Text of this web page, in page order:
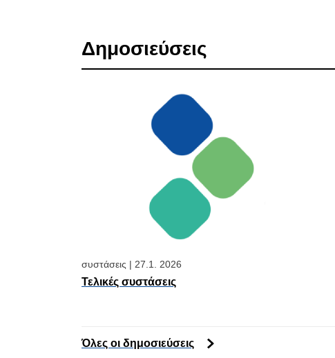
Δημοσιεύσεις
συστάσεις | 27.1. 2026
Τελικές συστάσεις
Όλες οι δημοσιεύσεις